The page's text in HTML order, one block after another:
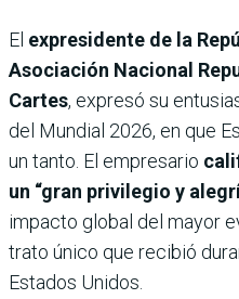
El expresidente de la
Asociación Nacional
Cartes, expresó su
del Mundial 2026, en que
un tanto. El empresario
un “gran privilegio y
impacto global del mayor
trato único que recibió
Estados Unidos.